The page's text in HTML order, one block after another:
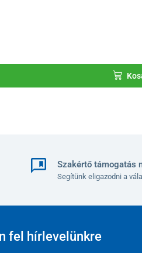
működésére vonatkozó
és természetes kémiai
számából erednek.
Szakértő támogatás
Segítünk eligazodni a
fel hírlevelünkre